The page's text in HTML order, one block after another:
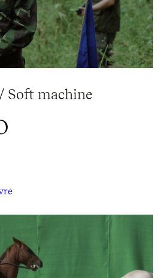
Soft machine